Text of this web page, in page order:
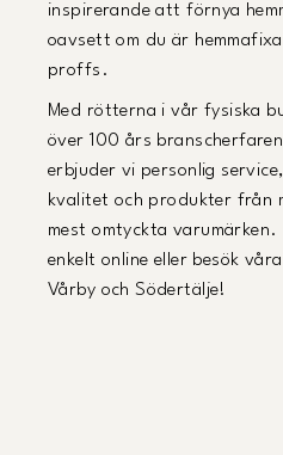
inspirerande att förnya
oavsett om du är
proffs.
Med rötterna i vår fysiska
över 100 års
erbjuder vi personlig
kvalitet och produkter från
mest omtyckta varumärken.
enkelt online eller besök
Vårby och Södertälje!